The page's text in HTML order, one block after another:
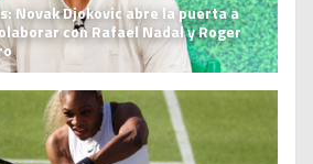
Novak Djokovic abre la puerta a
con Rafael Nadal y Roger